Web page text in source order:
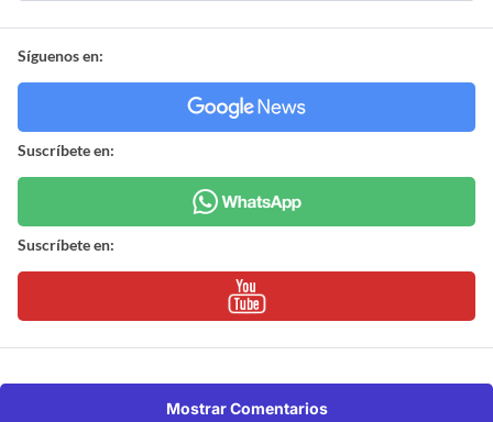
Síguenos en:
Suscríbete en:
Suscríbete en:
Mostrar Comentarios